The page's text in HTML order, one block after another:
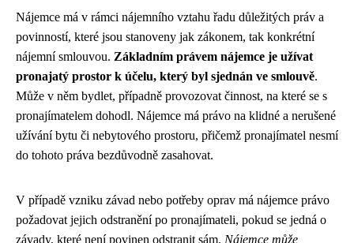
Nájemce má v rámci nájemního vztahu řadu důležitých práv a
povinností, které jsou stanoveny jak zákonem, tak konkrétní
nájemní smlouvou. Základním právem nájemce je užívat
pronajatý prostor k účelu, který byl sjednán ve smlouvě.
Může v něm bydlet, případně provozovat činnost, na které se s
pronajímatelem dohodl. Nájemce má právo na klidné a nerušené
užívání bytu či nebytového prostoru, přičemž pronajímatel nesmí
do tohoto práva bezdůvodně zasahovat.
V případě vzniku závad nebo potřeby oprav má nájemce právo
požadovat jejich odstranění po pronajímateli, pokud se jedná o
závady, které není povinen odstranit sám. Nájemce může